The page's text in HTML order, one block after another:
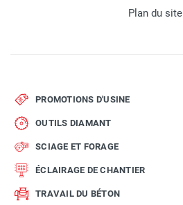
Plan du site
PROMOTIONS D'USINE
OUTILS DIAMANT
SCIAGE ET FORAGE
ÉCLAIRAGE DE CHANTIER
TRAVAIL DU BÉTON